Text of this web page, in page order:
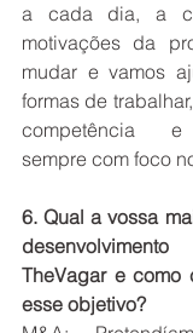
a cada dia, a
motivações da
mudar e vamos
formas de
competência e
sempre com foco
6. Qual a vossa
TheVagar e como
esse objetivo?